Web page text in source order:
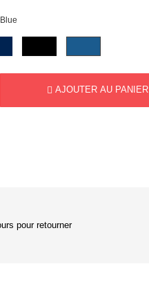
AJOUTER AU PANIER
pour retourner